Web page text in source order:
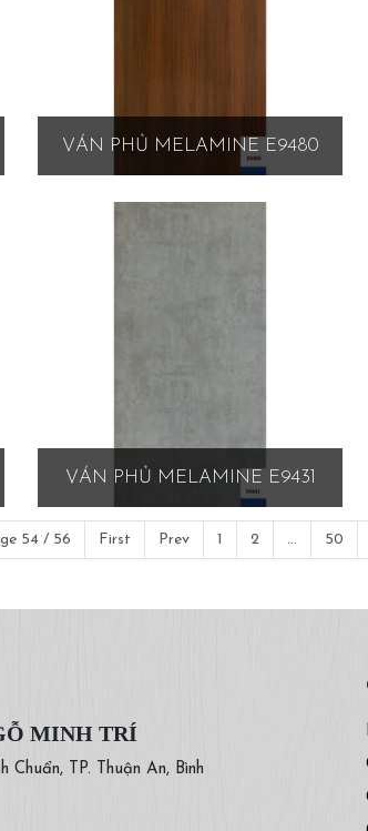
VÁN PHỦ MELAMINE E9480
VÁN PHỦ MELAMINE E9431
54 / 56 First Prev 1 2 ... 50
MINH TRÍ
Chuẩn, TP. Thuận An, Bình